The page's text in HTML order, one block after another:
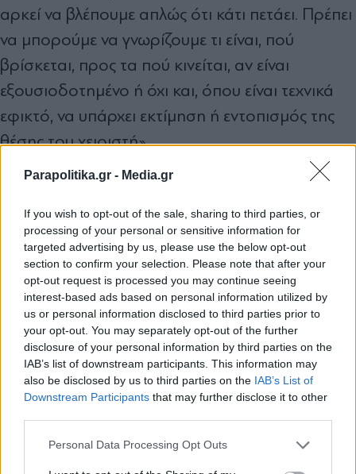
Parapolitika.gr - Media.gr
If you wish to opt-out of the sale, sharing to third parties, or
processing of your personal or sensitive information for
targeted advertising by us, please use the below opt-out
section to confirm your selection. Please note that after your
opt-out request is processed you may continue seeing
interest-based ads based on personal information utilized by
us or personal information disclosed to third parties prior to
your opt-out. You may separately opt-out of the further
disclosure of your personal information by third parties on the
IAB’s list of downstream participants. This information may
also be disclosed by us to third parties on the IAB’s List of
Downstream Participants that may further disclose it to other
Personal Data Processing Opt Outs
αρκεί να βλέπουμε απλώς ότι κάτι πετάει. Πρέπει
να μπορούμε να γνωρίζουμε τι είναι, πού
βρίσκεται, προς τα πού κινείται, αν είναι
εξουσιοδοτημένο ή όχι και, όπου είναι τεχνικά
εφικτό, να υπάρχει εκτίμηση ή εντοπισμός της
θέσης του χειριστή».
Η σημασία της έγκαιρης προειδοποίησης
Για τον ειδικό, η αξία ενός σύγχρονου anti-
drone συστήματος δεν περιορίζεται στην
τεχνική ανίχνευση. «Το σημαντικότερο δεν είναι
μόνο η τεχνική ανίχνευση. Είναι η επιχειρησιακή
αξιοποίηση της πληροφορίας. Ένα σύγχρονο
anti-drone σύστημα πρέπει να δίνει εικόνα
εναέριου χώρου σε πραγματικό χρόνο, να
συνδέεται με Κέντρα Επιχειρήσεων Ασφαλείας,
να κρατά αρχείο συμβάντων για μεταγενέστερη
ανάλυση ή δικαστική χρήση και να επιτρέπει τη
Εγγραφή στο newsletter